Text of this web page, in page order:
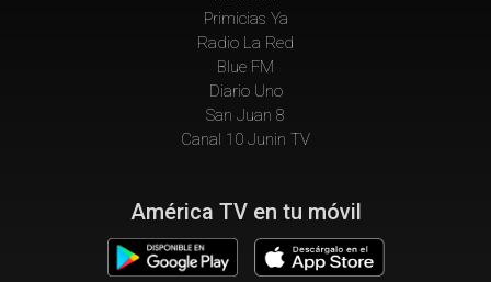
Primicias Ya
Radio La Red
Blue FM
Diario Uno
San Juan 8
Canal 10 Junin TV
América TV en tu móvil